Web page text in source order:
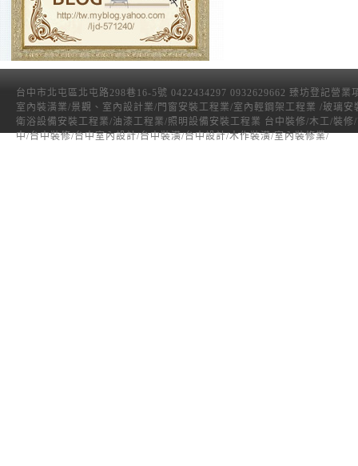
台中市北屯區北屯路298巷16-5號 0422434297 0932629662 臻坊登記營業
室內裝潢業/景觀、室內設計業/門窗安裝工程業/室內輕鋼架工程業 /玻璃安
衛浴設備安裝工程業/油漆工程業/照明設備安裝工程業 台中裝修/木工/裝修
中/台中裝修/台中室內設計/台中裝潢/台中設計/木作裝潢/室內裝修業/